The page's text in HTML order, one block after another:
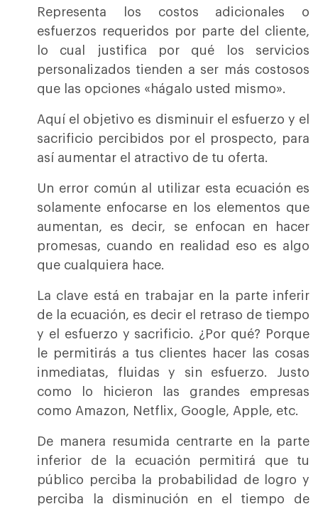
Representa los costos adicionales o
esfuerzos requeridos por parte del cliente,
lo cual justifica por qué los servicios
personalizados tienden a ser más costosos
que las opciones «hágalo usted mismo».
Aquí el objetivo es disminuir el esfuerzo y el
sacrificio percibidos por el prospecto, para
así aumentar el atractivo de tu oferta.
Un error común al utilizar esta ecuación es
solamente enfocarse en los elementos que
aumentan, es decir, se enfocan en hacer
promesas, cuando en realidad eso es algo
que cualquiera hace.
La clave está en trabajar en la parte inferir
de la ecuación, es decir el retraso de tiempo
y el esfuerzo y sacrificio. ¿Por qué? Porque
le permitirás a tus clientes hacer las cosas
inmediatas, fluidas y sin esfuerzo. Justo
como lo hicieron las grandes empresas
como Amazon, Netflix, Google, Apple, etc.
De manera resumida centrarte en la parte
inferior de la ecuación permitirá que tu
público perciba la probabilidad de logro y
perciba la disminución en el tiempo de